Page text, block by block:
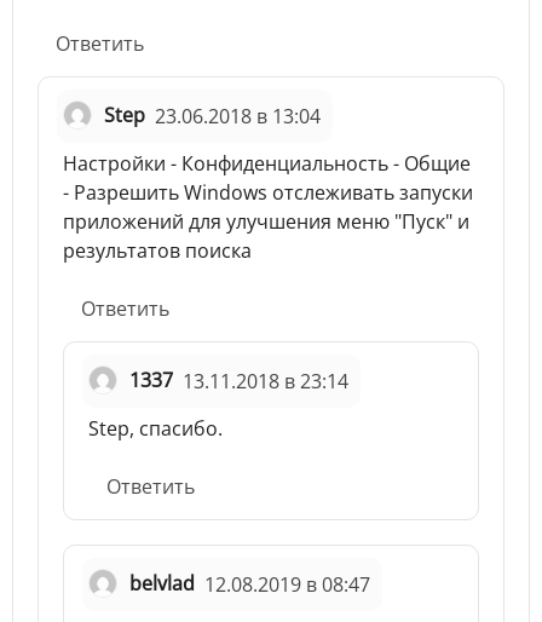
Ответить
Step 23.06.2018 в 13:04
Настройки - Конфиденциальность - Общие
- Разрешить Windows отслеживать запуски
приложений для улучшения меню "Пуск" и
результатов поиска
Ответить
1337 13.11.2018 в 23:14
Step, спасибо.
Ответить
belvlad 12.08.2019 в 08:47